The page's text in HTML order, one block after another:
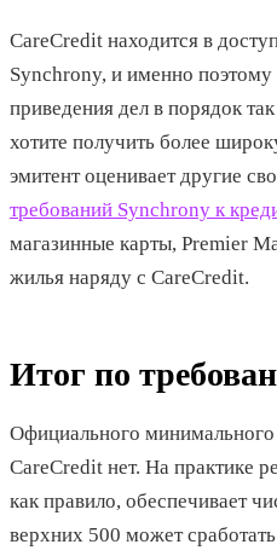
CareCredit находится в
Synchrony, и именно
приведения дел в порядок
хотите получить более
эмитент оценивает другие
требований Synchrony к
магазинные карты, Premier
жилья наряду с CareCredit.
Итог по
Официального минимального
CareCredit нет. На практике
как правило, обеспечивает
верхних 500 может